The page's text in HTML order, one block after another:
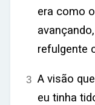
era como
refulgente
3 A visão
eu tinha